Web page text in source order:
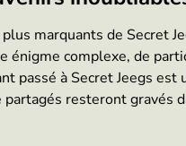
plus marquants de Secret
énigme complexe, de
passé à Secret Jeegs
resteront gravés